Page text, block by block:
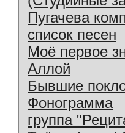
Пугачева
список песен
Моё первое
Аллой
Бывшие
Фонограмма
группа